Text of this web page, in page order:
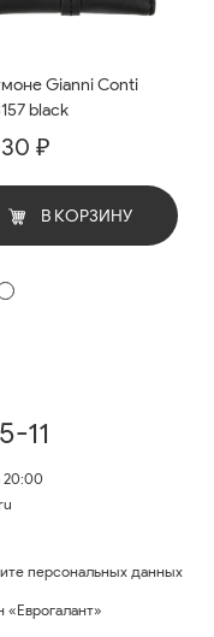
Gianni Conti
black
₽
В КОРЗИНУ
11
20:00
персональных данных
«Еврогалант»